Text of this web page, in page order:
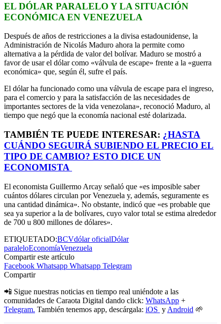
EL DÓLAR PARALELO Y LA SITUACIÓN
ECONÓMICA EN VENEZUELA
Después de años de restricciones a la divisa estadounidense, la
Administración de Nicolás Maduro ahora la permite como
alternativa a la pérdida de valor del bolívar. Maduro se mostró a
favor de usar el dólar como «válvula de escape» frente a la «guerra
económica» que, según él, sufre el país.
El dólar ha funcionado como una válvula de escape para el ingreso,
para el comercio y para la satisfacción de las necesidades de
importantes sectores de la vida venezolana», reconoció Maduro, al
tiempo que negó que la economía nacional esté dolarizada.
TAMBIÉN TE PUEDE INTERESAR: ¿HASTA
CUÁNDO SEGUIRÁ SUBIENDO EL PRECIO EL
TIPO DE CAMBIO? ESTO DICE UN
ECONOMISTA
El economista Guillermo Arcay señaló que «es imposible saber
cuántos dólares circulan por Venezuela y, además, seguramente es
una cantidad dinámica». No obstante, indicó que «es probable que
sea ya superior a la de bolívares, cuyo valor total se estima alrededor
de 700 u 800 millones de dólares».
ETIQUETADO:BCVdólar oficialDólar
paraleloEconomíaVenezuela
Compartir este artículo
Facebook Whatsapp Whatsapp Telegram
Compartir
📲 Sigue nuestras noticias en tiempo real uniéndote a las
comunidades de Caraota Digital dando click: WhatsApp +
Telegram. También tenemos app, descárgala: iOS y Android 🌱